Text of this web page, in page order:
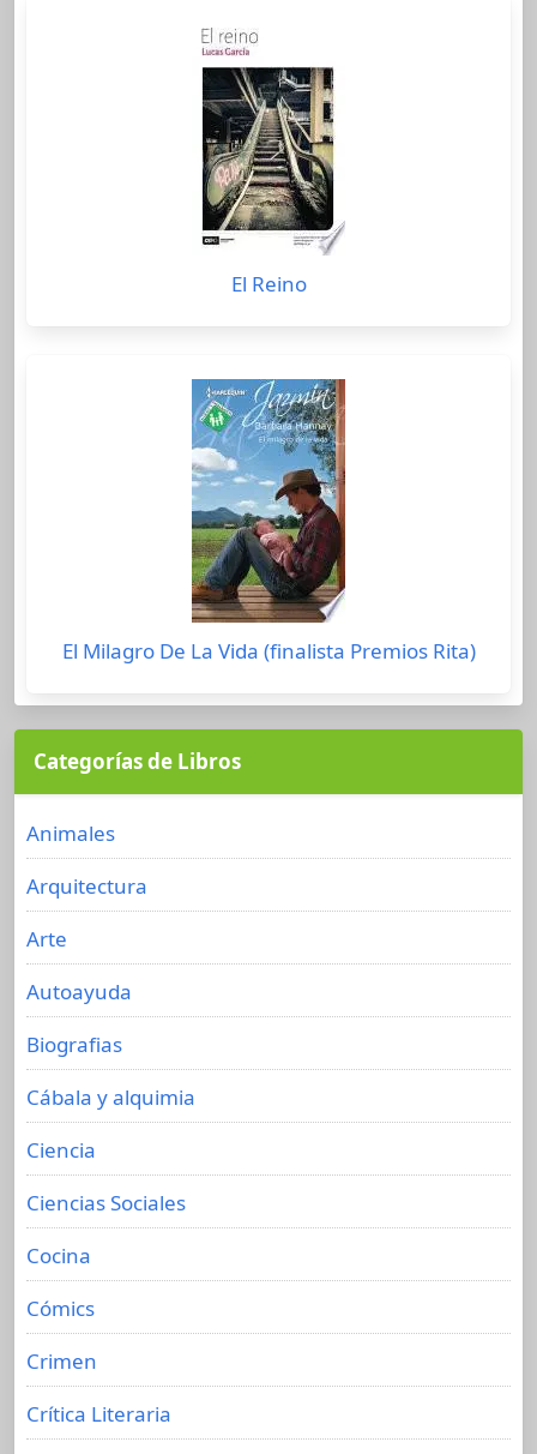
El Reino
El Milagro De La Vida (finalista Premios Rita)
Categorías de Libros
Animales
Arquitectura
Arte
Autoayuda
Biografias
Cábala y alquimia
Ciencia
Ciencias Sociales
Cocina
Cómics
Crimen
Crítica Literaria